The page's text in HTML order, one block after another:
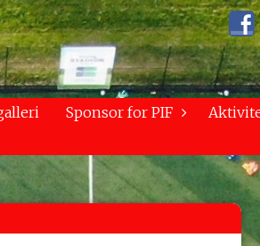
Sponsor for PIF